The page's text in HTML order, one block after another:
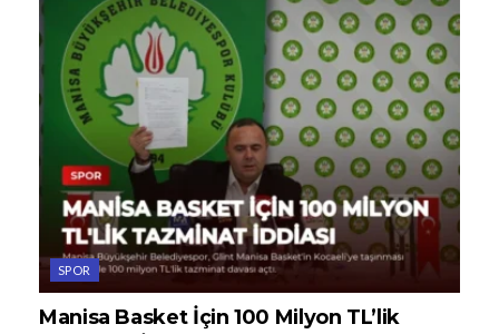
SPOR
Manisa Basket İçin 100 Milyon TL’lik